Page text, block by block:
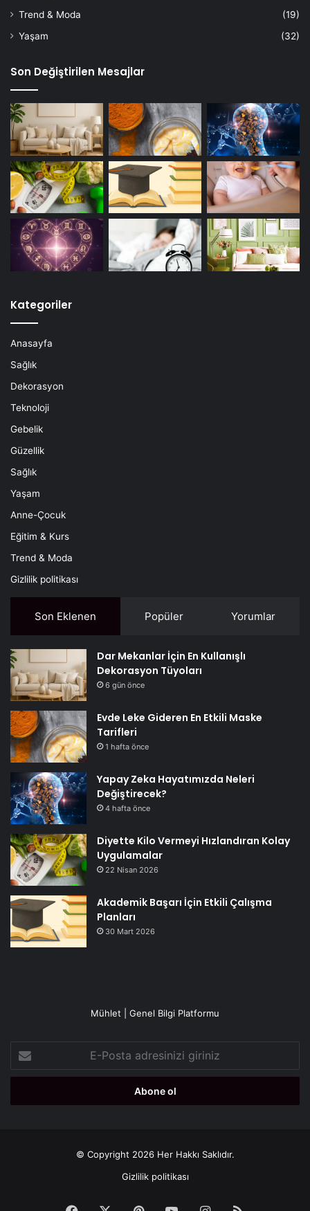
Trend & Moda
(19)
Yaşam
(32)
Son Değiştirilen Mesajlar
Kategoriler
Anasayfa
Sağlık
Dekorasyon
Teknoloji
Gebelik
Güzellik
Sağlık
Yaşam
Anne-Çocuk
Eğitim & Kurs
Trend & Moda
Gizlilik politikası
Son Eklenen Popüler Yorumlar
Dar Mekanlar İçin En Kullanışlı
Dekorasyon Tüyoları
6 gün önce
Evde Leke Gideren En Etkili Maske
Tarifleri
1 hafta önce
Yapay Zeka Hayatımızda Neleri
Değiştirecek?
4 hafta önce
Diyette Kilo Vermeyi Hızlandıran Kolay
Uygulamalar
22 Nisan 2026
Akademik Başarı İçin Etkili Çalışma
Planları
30 Mart 2026
Mühlet | Genel Bilgi Platformu
Posta
adresinizi
© Copyright 2026 Her Hakkı Saklıdır.
Gizlilik politikası